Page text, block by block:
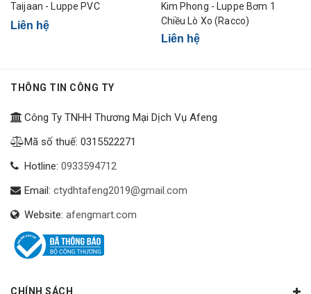
Taijaan - Luppe PVC
Liên hệ
Kim Phong - Luppe Bơm 1
Chiều Lò Xo (Racco)
Liên hệ
THÔNG TIN CÔNG TY
Công Ty TNHH Thương Mại Dịch Vụ Afeng
Mã số thuế: 0315522271
Hotline: 0933594712
Email: ctydhtafeng2019@gmail.com
Website: afengmart.com
CHÍNH SÁCH